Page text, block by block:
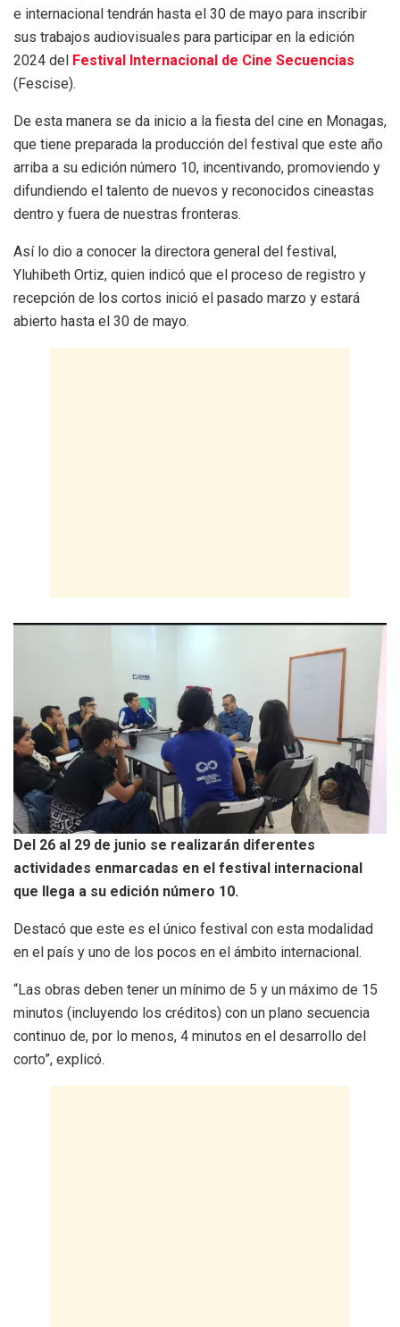
e internacional tendrán hasta el 30 de mayo para inscribir
sus trabajos audiovisuales para participar en la edición
2024 del Festival Internacional de Cine Secuencias
(Fescise).
De esta manera se da inicio a la fiesta del cine en Monagas,
que tiene preparada la producción del festival que este año
arriba a su edición número 10, incentivando, promoviendo y
difundiendo el talento de nuevos y reconocidos cineastas
dentro y fuera de nuestras fronteras.
Así lo dio a conocer la directora general del festival,
Yluhibeth Ortiz, quien indicó que el proceso de registro y
recepción de los cortos inició el pasado marzo y estará
abierto hasta el 30 de mayo.
Del 26 al 29 de junio se realizarán diferentes
actividades enmarcadas en el festival internacional
que llega a su edición número 10.
Destacó que este es el único festival con esta modalidad
en el país y uno de los pocos en el ámbito internacional.
“Las obras deben tener un mínimo de 5 y un máximo de 15
minutos (incluyendo los créditos) con un plano secuencia
continuo de, por lo menos, 4 minutos en el desarrollo del
corto”, explicó.